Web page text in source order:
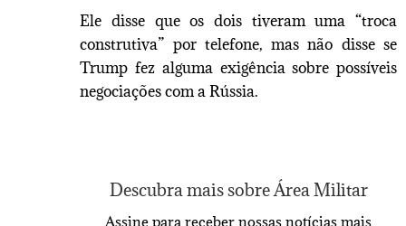
Ele disse que os dois tiveram uma “troca
construtiva” por telefone, mas não disse se
Trump fez alguma exigência sobre possíveis
negociações com a Rússia.
Descubra mais sobre Área Militar
Assine para receber nossas notícias mais